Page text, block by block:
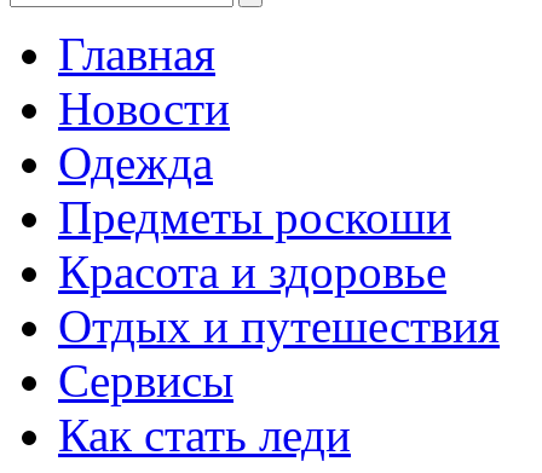
Главная
Новости
Одежда
Предметы роскоши
Красота и здоровье
Отдых и путешествия
Сервисы
Как стать леди